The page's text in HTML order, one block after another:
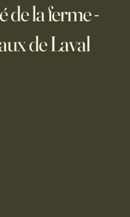
de la ferme -
de Laval